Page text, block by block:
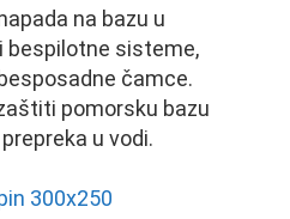
na bazu u
bespilotne sisteme,
čamce.
pomorsku bazu
u vodi.